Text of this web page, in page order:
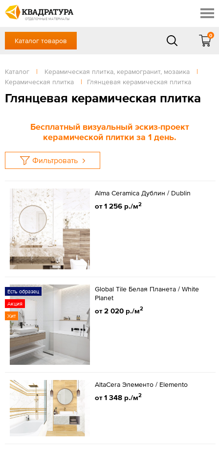
ОТДЕЛОЧНЫЕ МАТЕРИАЛЫ
Профи
Контакты
Доставка и оплата
Выставочный зал
Готовые решения
+7 (383) 209-98-97
Сб, Вс — выходной
ЗАКАЗАТЬ ЗВОНОК
Каталог товаров
0
Каталог | Керамическая плитка, керамогранит, мозаика
|
Керамическая плитка
| Глянцевая керамическая плитка
Глянцевая керамическая плитка
Бесплатный визуальный эскиз-проект
керамической плитки за 1 день.
Фильтровать
Alma Ceramica Дублин / Dublin
от 1 256 р./м2
Есть образец
Акция
Хит
Global Tile Белая Планета / White
Planet
от 2 020 р./м2
AltaCera Элементо / Elemento
от 1 348 р./м2